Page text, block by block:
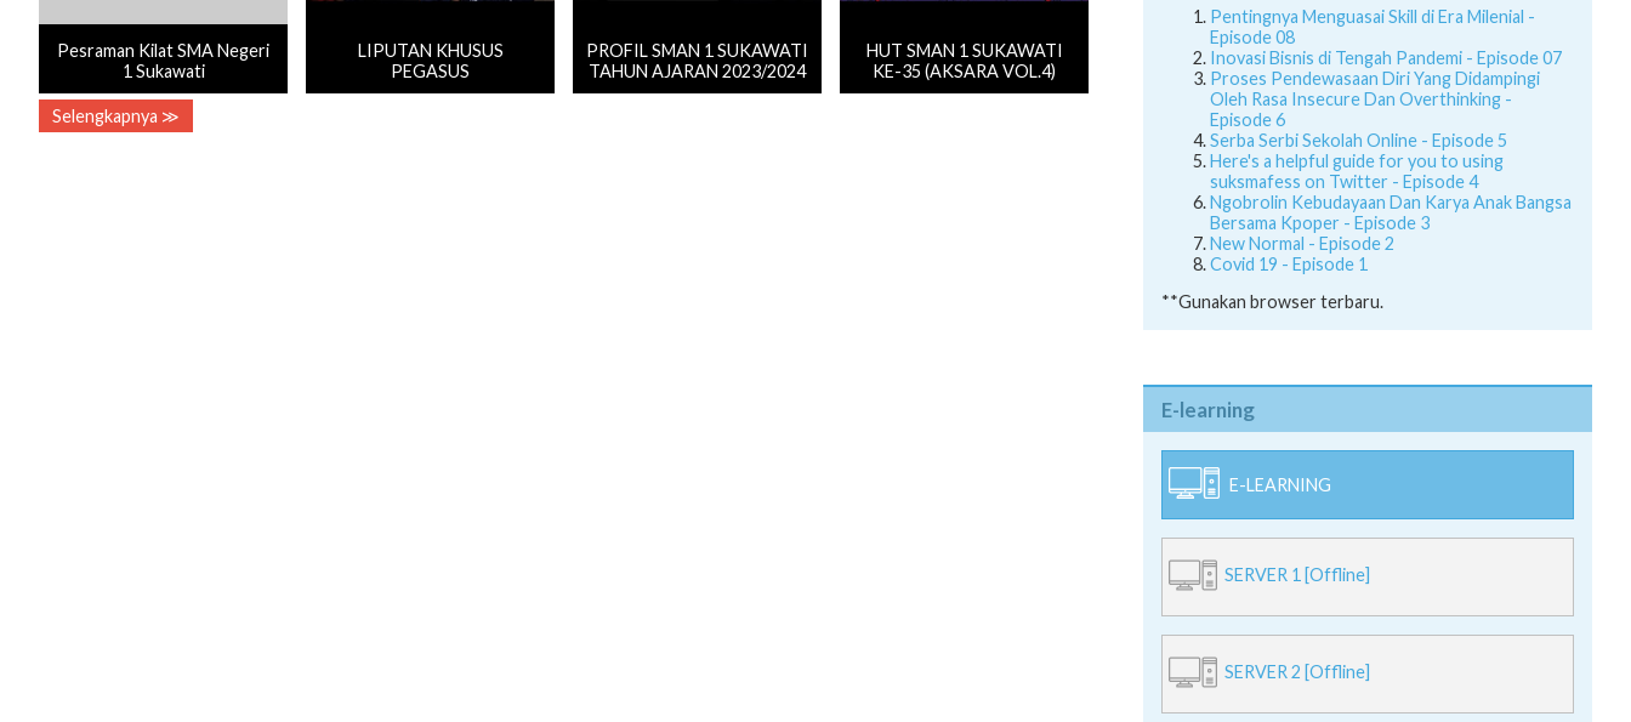
Pesraman Kilat SMA Negeri
1 Sukawati
LIPUTAN KHUSUS
PEGASUS
PROFIL SMAN 1 SUKAWATI
TAHUN AJARAN 2023/2024
HUT SMAN 1 SUKAWATI
KE-35 (AKSARA VOL.4)
Selengkapnya ≫
Pentingnya Menguasai Skill di Era Milenial -
Episode 08
Inovasi Bisnis di Tengah Pandemi - Episode 07
Proses Pendewasaan Diri Yang Didampingi
Oleh Rasa Insecure Dan Overthinking -
Episode 6
Serba Serbi Sekolah Online - Episode 5
Here's a helpful guide for you to using
suksmafess on Twitter - Episode 4
Ngobrolin Kebudayaan Dan Karya Anak Bangsa
Bersama Kpoper - Episode 3
New Normal - Episode 2
Covid 19 - Episode 1
**Gunakan browser terbaru.
E-learning
E-LEARNING
SERVER 1 [Offline]
SERVER 2 [Offline]